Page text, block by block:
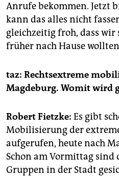
Anrufe bekommen. Jetzt
kann das alles nicht
gleichzeitig froh, dass wir
früher nach Hause
taz: Rechtsextreme
Magdeburg. Womit wird
Robert Fietzke: Es gibt
Mobilisierung der
aufgerufen, heute nach
Schon am Vormittag sind
Gruppen in der Stadt